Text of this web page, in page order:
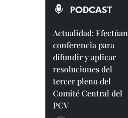
PODCAST
Actualidad: Efectúan
conferencia para
difundir y aplicar
resoluciones del
tercer pleno del
Comité Central del
PCV